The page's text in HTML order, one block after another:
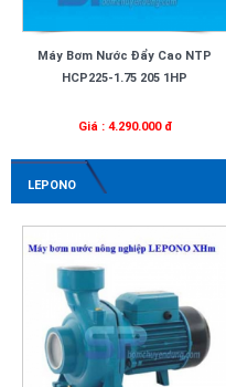
Máy Bơm Nước Đẩy Cao NTP
HCP225-1.75 205 1HP
Giá : 4.290.000 đ
LEPONO